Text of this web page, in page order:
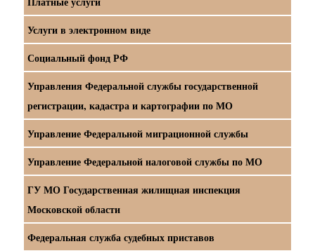
Услуги в электронном виде
Социальный фонд РФ
Управления Федеральной службы государственной
регистрации, кадастра и картографии по МО
Управление Федеральной миграционной службы
Управление Федеральной налоговой службы по МО
ГУ МО Государственная жилищная инспекция
Московской области
Федеральная служба судебных приставов